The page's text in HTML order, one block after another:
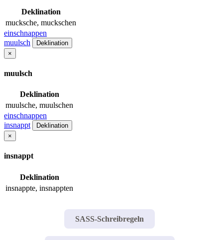
Deklination
mucksche, muckschen
einschnappen
muulsch
Deklination
×
muulsch
Deklination
muulsche, muulschen
einschnappen
insnappt
Deklination
×
insnappt
Deklination
insnappte, insnappten
SASS-Schreibregeln